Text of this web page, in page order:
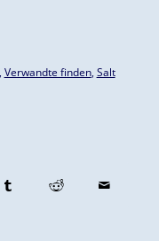
Verwandte finden, Salt